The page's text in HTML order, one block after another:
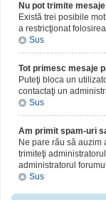
Nu pot trimite
Există trei posibile
a restricţionat
Sus
Tot primesc mesaje
Puteţi bloca un
contactaţi un
Sus
Am primit spam-uri
Ne pare rău să auzim
trimiteţi
administratorul
Sus